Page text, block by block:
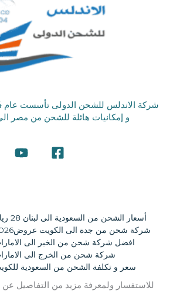
و إمكانيات هائلة للشحن من مصر
أسعار الشحن من السعودية الى لبنان 28 ريال | 0556354006
شركة شحن من جدة الى الكويت عروض2026 | 0556354006
افضل شركة شحن من الخبر الى الامارات |
شركة شحن من الخرج الى الامارات |
سعر و تكلفة الشحن من السعودية للكويت |
للاستفسار ولمعرفة مزيد من التفاصيل